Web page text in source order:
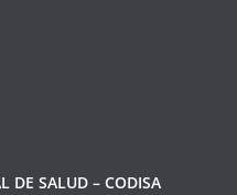
DE SALUD – CODISA